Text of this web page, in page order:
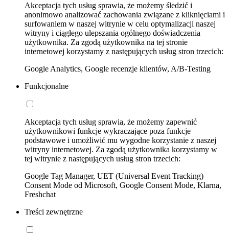
Akceptacja tych usług sprawia, że możemy śledzić i
anonimowo analizować zachowania związane z kliknięciami i
surfowaniem w naszej witrynie w celu optymalizacji naszej
witryny i ciągłego ulepszania ogólnego doświadczenia
użytkownika. Za zgodą użytkownika na tej stronie
internetowej korzystamy z następujących usług stron trzecich:
Google Analytics, Google recenzje klientów, A/B-Testing
Funkcjonalne
Akceptacja tych usług sprawia, że możemy zapewnić
użytkownikowi funkcje wykraczające poza funkcje
podstawowe i umożliwić mu wygodne korzystanie z naszej
witryny internetowej. Za zgodą użytkownika korzystamy w
tej witrynie z następujących usług stron trzecich:
Google Tag Manager, UET (Universal Event Tracking)
Consent Mode od Microsoft, Google Consent Mode, Klarna,
Freshchat
Treści zewnętrzne